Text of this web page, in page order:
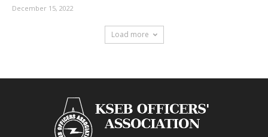
December 15, 2022
Load more